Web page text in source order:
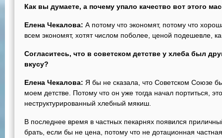
Как вы думаете, а почему упало качество вот этого
Елена Чекалова: А потому что экономят, потому что
всем экономят, хотят числом поболее, ценой подешевле,
Согласитесь, что в советском детстве у хлеба был
вкусу?
Елена Чекалова: Я бы не сказала, что Советском Союзе
моем детстве. Потому что он уже тогда начал портиться,
неструктурированный хлебный мякиш.
В последнее время в частных пекарнях появился
брать, если бы не цена, потому что не дотационная